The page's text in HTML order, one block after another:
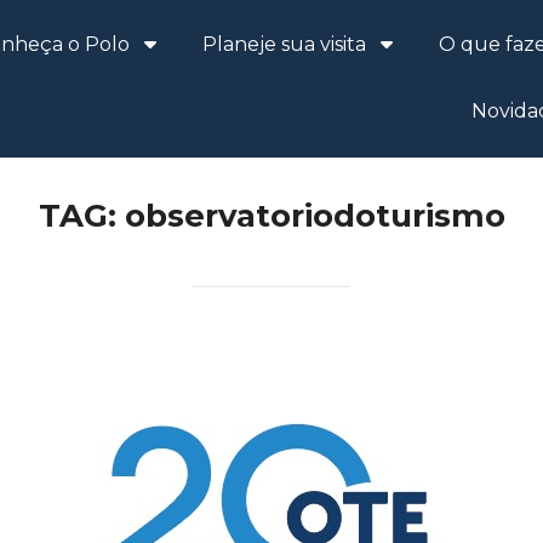
o Polo Planeje sua visita O que
TAG: observatoriodoturismo